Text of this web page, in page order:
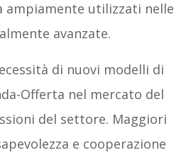
ampiamente utilizzati nelle
avanzate.
di nuovi modelli di
Offerta nel mercato del
del settore. Maggiori
e cooperazione